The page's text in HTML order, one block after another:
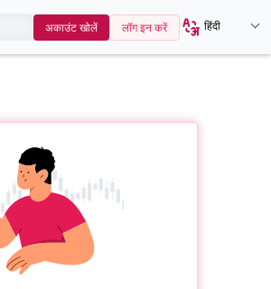
अकाउंट खोलें लॉग इन करें हिंदी